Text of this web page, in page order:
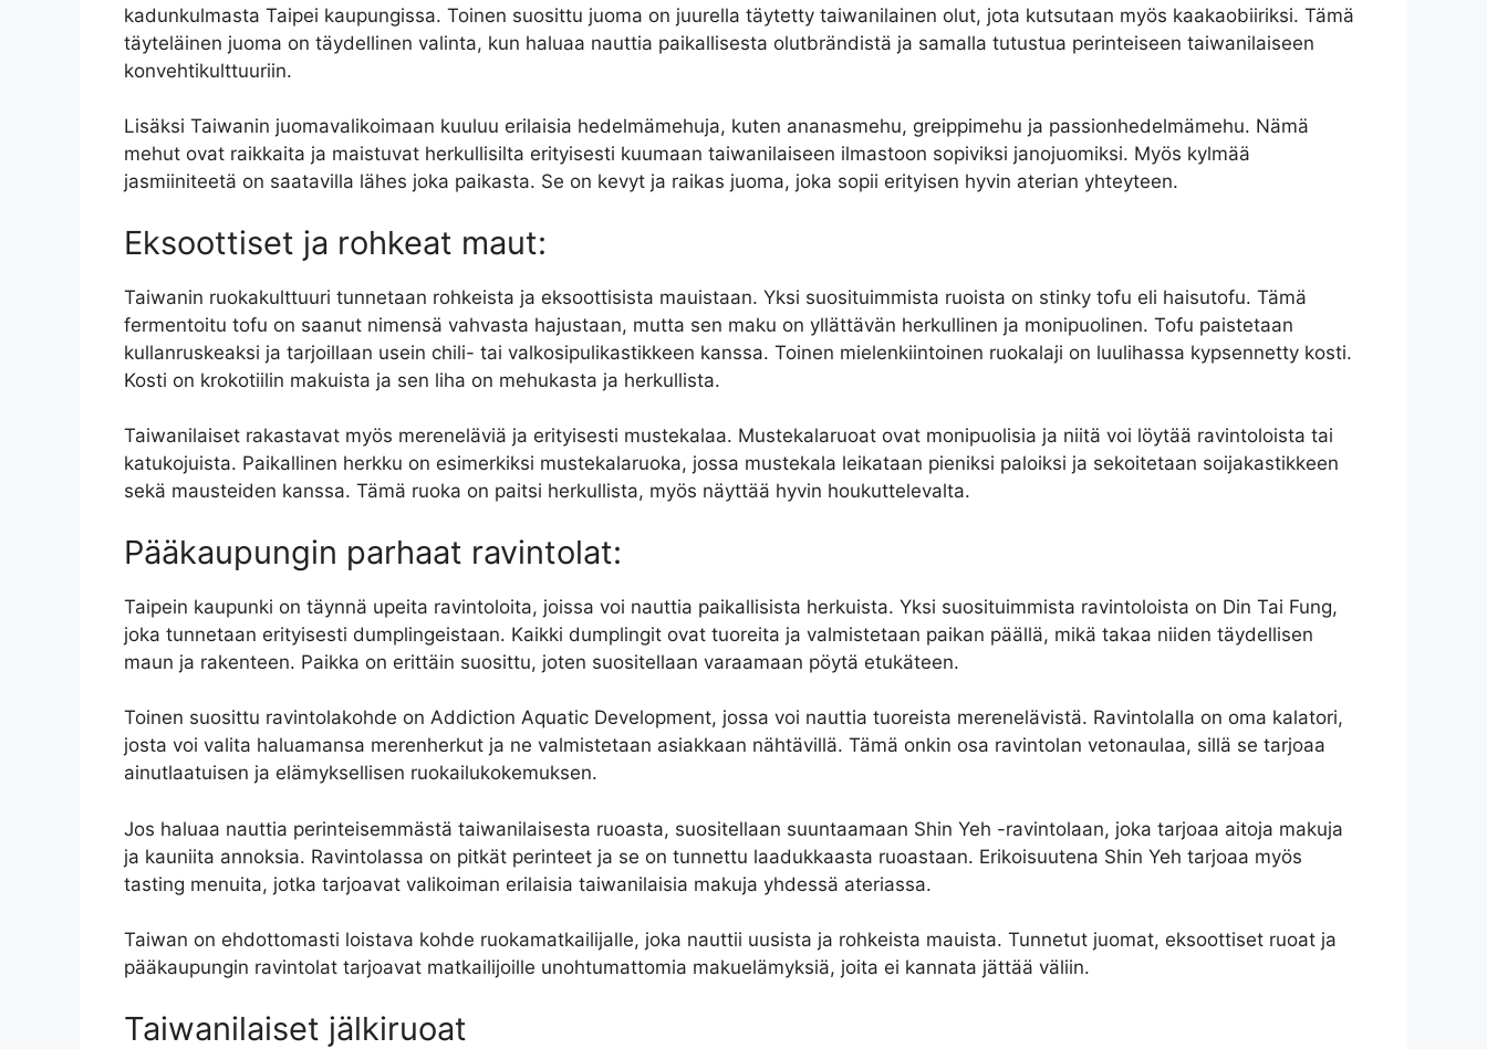
kadunkulmasta Taipei kaupungissa. Toinen suosittu juoma on juurella täytetty taiwanilainen olut, jota kutsutaan myös kaakaobiiriksi. Tämä
täyteläinen juoma on täydellinen valinta, kun haluaa nauttia paikallisesta olutbrändistä ja samalla tutustua perinteiseen taiwanilaiseen
konvehtikulttuuriin.
Lisäksi Taiwanin juomavalikoimaan kuuluu erilaisia hedelmämehuja, kuten ananasmehu, greippimehu ja passionhedelmämehu. Nämä
mehut ovat raikkaita ja maistuvat herkullisilta erityisesti kuumaan taiwanilaiseen ilmastoon sopiviksi janojuomiksi. Myös kylmää
jasmiiniteetä on saatavilla lähes joka paikasta. Se on kevyt ja raikas juoma, joka sopii erityisen hyvin aterian yhteyteen.
Eksoottiset ja rohkeat maut:
Taiwanin ruokakulttuuri tunnetaan rohkeista ja eksoottisista mauistaan. Yksi suosituimmista ruoista on stinky tofu eli haisutofu. Tämä
fermentoitu tofu on saanut nimensä vahvasta hajustaan, mutta sen maku on yllättävän herkullinen ja monipuolinen. Tofu paistetaan
kullanruskeaksi ja tarjoillaan usein chili- tai valkosipulikastikkeen kanssa. Toinen mielenkiintoinen ruokalaji on luulihassa kypsennetty kosti.
Kosti on krokotiilin makuista ja sen liha on mehukasta ja herkullista.
Taiwanilaiset rakastavat myös mereneläviä ja erityisesti mustekalaa. Mustekalaruoat ovat monipuolisia ja niitä voi löytää ravintoloista tai
katukojuista. Paikallinen herkku on esimerkiksi mustekalaruoka, jossa mustekala leikataan pieniksi paloiksi ja sekoitetaan soijakastikkeen
sekä mausteiden kanssa. Tämä ruoka on paitsi herkullista, myös näyttää hyvin houkuttelevalta.
Pääkaupungin parhaat ravintolat:
Taipein kaupunki on täynnä upeita ravintoloita, joissa voi nauttia paikallisista herkuista. Yksi suosituimmista ravintoloista on Din Tai Fung,
joka tunnetaan erityisesti dumplingeistaan. Kaikki dumplingit ovat tuoreita ja valmistetaan paikan päällä, mikä takaa niiden täydellisen
maun ja rakenteen. Paikka on erittäin suosittu, joten suositellaan varaamaan pöytä etukäteen.
Toinen suosittu ravintolakohde on Addiction Aquatic Development, jossa voi nauttia tuoreista merenelävistä. Ravintolalla on oma kalatori,
josta voi valita haluamansa merenherkut ja ne valmistetaan asiakkaan nähtävillä. Tämä onkin osa ravintolan vetonaulaa, sillä se tarjoaa
ainutlaatuisen ja elämyksellisen ruokailukokemuksen.
Jos haluaa nauttia perinteisemmästä taiwanilaisesta ruoasta, suositellaan suuntaamaan Shin Yeh -ravintolaan, joka tarjoaa aitoja makuja
ja kauniita annoksia. Ravintolassa on pitkät perinteet ja se on tunnettu laadukkaasta ruoastaan. Erikoisuutena Shin Yeh tarjoaa myös
tasting menuita, jotka tarjoavat valikoiman erilaisia taiwanilaisia makuja yhdessä ateriassa.
Taiwan on ehdottomasti loistava kohde ruokamatkailijalle, joka nauttii uusista ja rohkeista mauista. Tunnetut juomat, eksoottiset ruoat ja
pääkaupungin ravintolat tarjoavat matkailijoille unohtumattomia makuelämyksiä, joita ei kannata jättää väliin.
Taiwanilaiset jälkiruoat